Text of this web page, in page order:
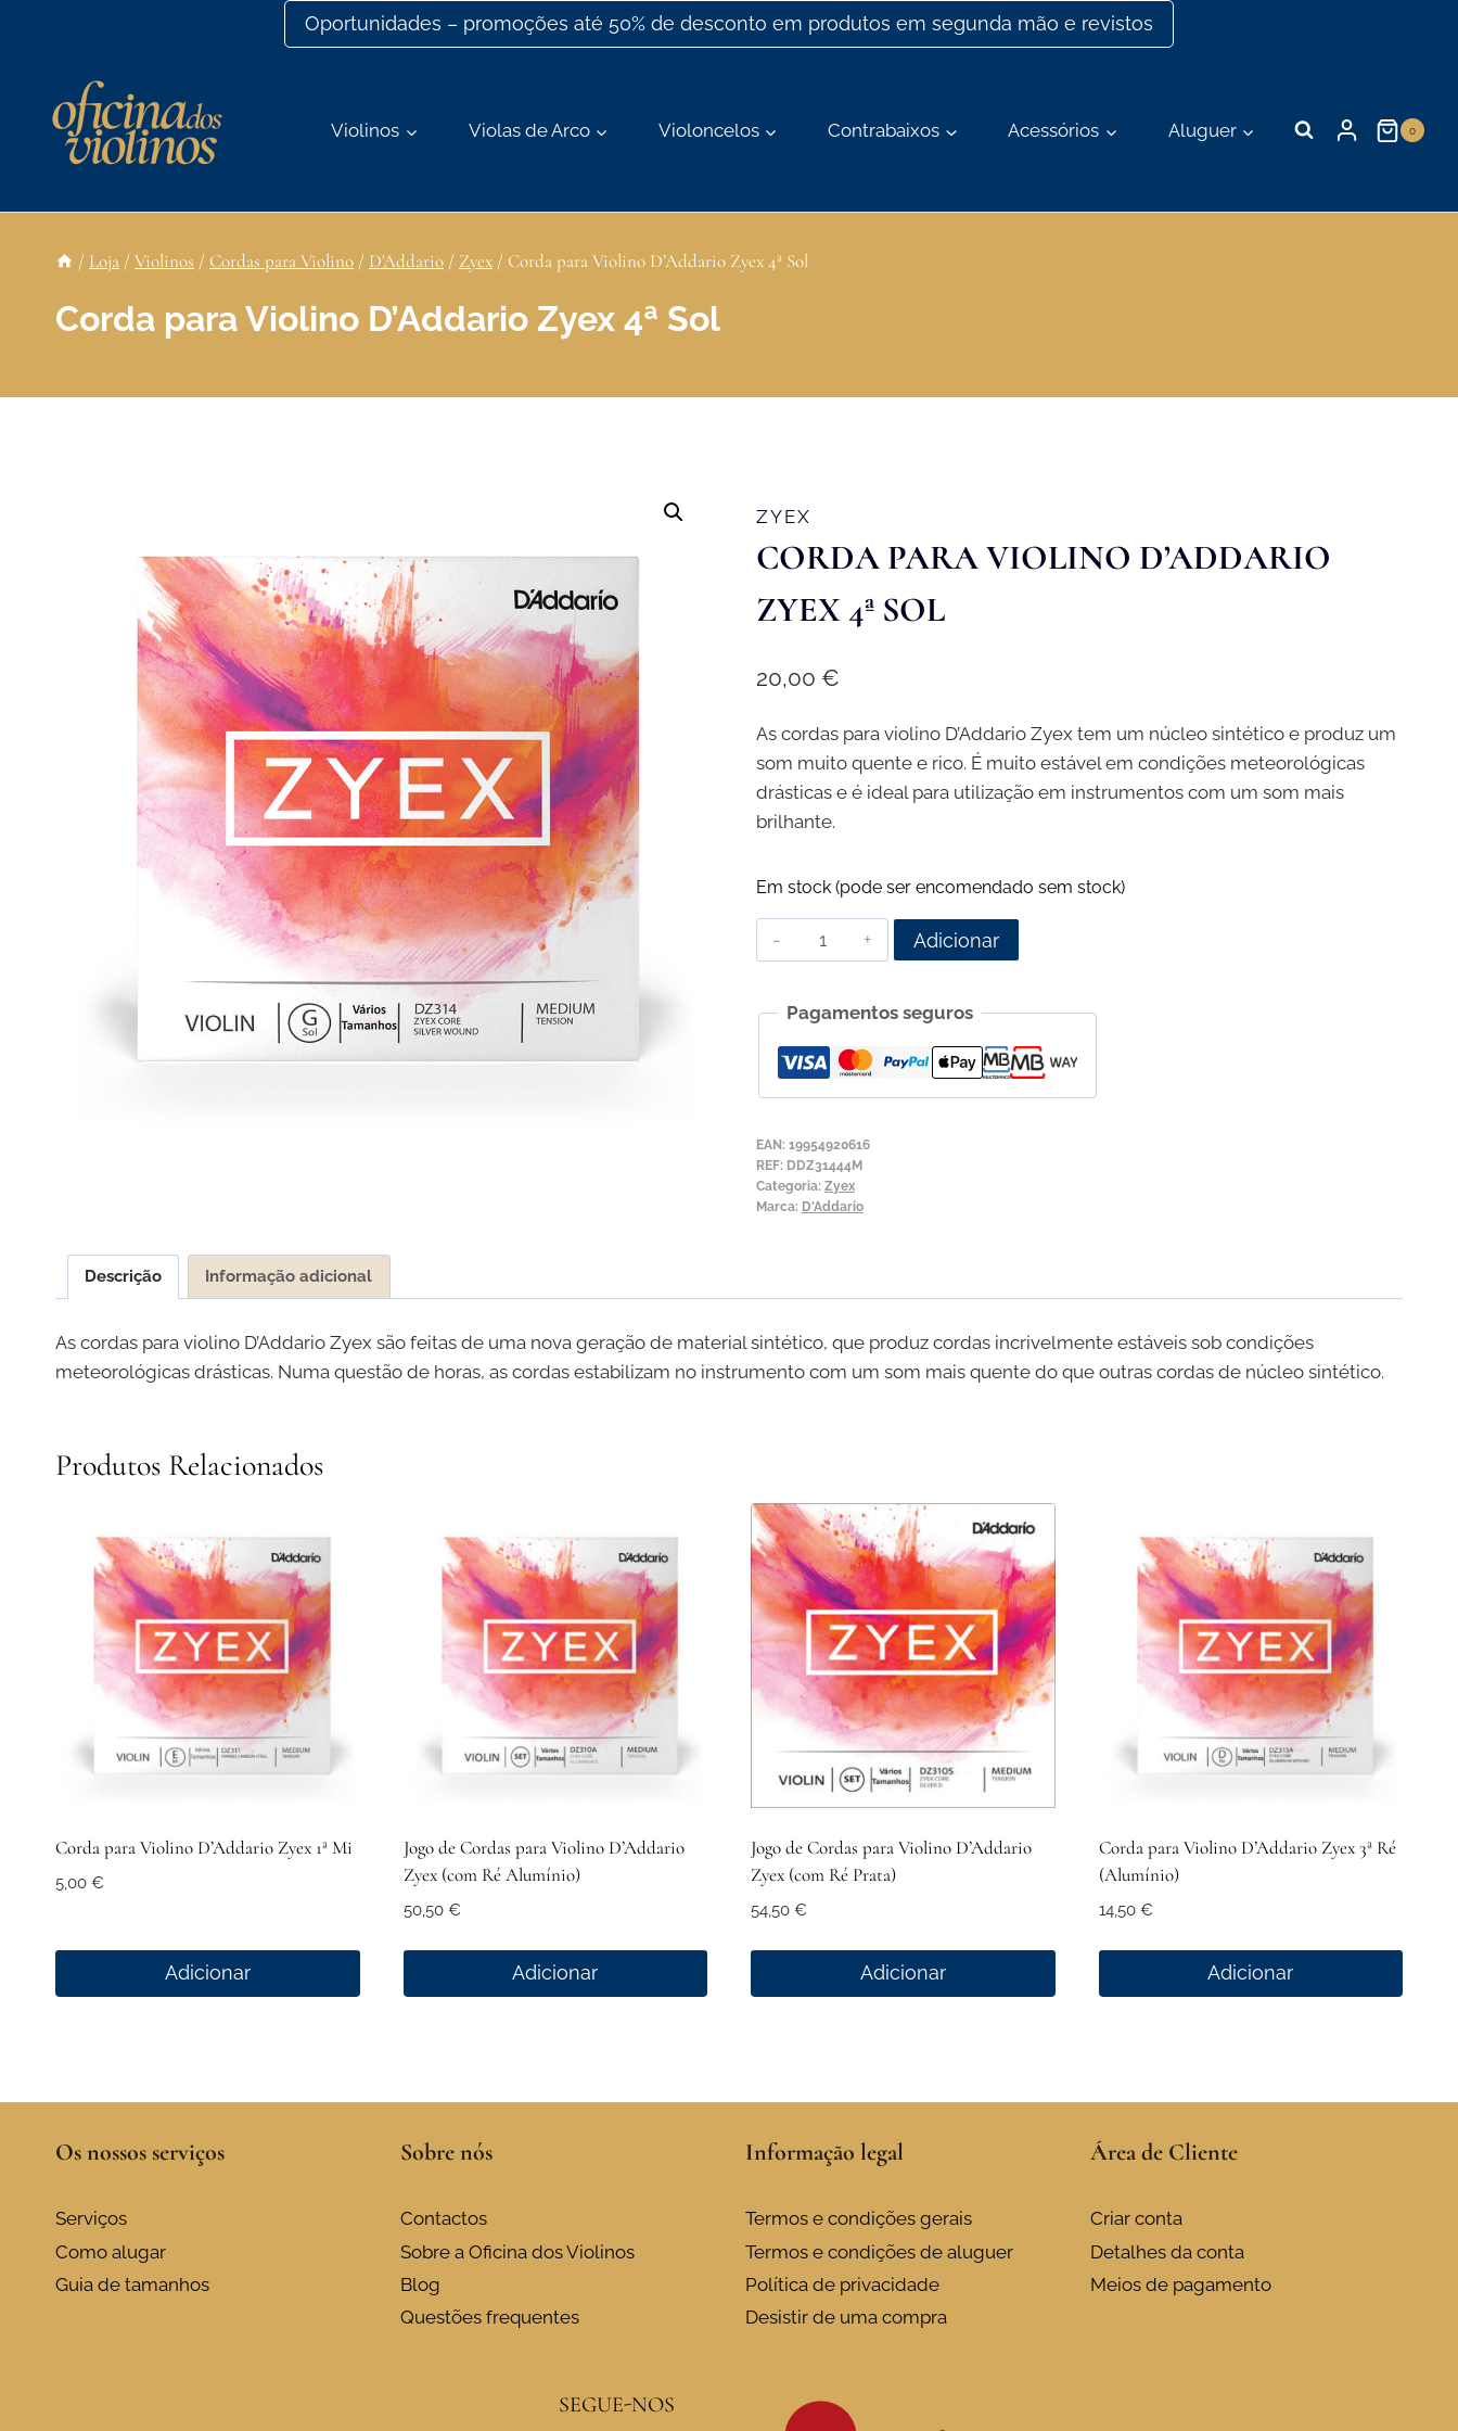
conteúdo
Oportunidades – promoções até 50% de desconto em produtos em segunda mão e revistos
Violinos Violas de Arco Violoncelos Contrabaixos Acessórios Aluguer 0
/ Loja /Violinos / Cordas para Violino / D'Addario / Zyex / Corda para Violino D’Addario Zyex 4ª Sol
Corda para Violino D’Addario Zyex 4ª Sol
ZYEX
CORDA PARA VIOLINO D’ADDARIO
ZYEX 4ª SOL
20,00 €
As cordas para violino D’Addario Zyex tem um núcleo sintético e produz um
som muito quente e rico. É muito estável em condições meteorológicas
drásticas e é ideal para utilização em instrumentos com um som mais
brilhante.
Em stock (pode ser encomendado sem stock)
Quantidade
de
para
Violino
D'Addario
4ª
Sol
Adicionar
Pagamentos seguros
EAN: 19954920616
REF: DDZ31444M
Categoria: Zyex
Marca: D'Addario
Descrição Informação adicional
As cordas para violino D’Addario Zyex são feitas de uma nova geração de material sintético, que produz cordas incrivelmente estáveis ​​sob condições
meteorológicas drásticas. Numa questão de horas, as cordas estabilizam no instrumento com um som mais quente do que outras cordas de núcleo sintético.
Produtos Relacionados
Corda para Violino D’Addario Zyex 1ª Mi
5,00 €
Adicionar
Jogo de Cordas para Violino D’Addario
Zyex (com Ré Alumínio)
50,50 €
Adicionar
Jogo de Cordas para Violino D’Addario
Zyex (com Ré Prata)
54,50 €
Adicionar
Corda para Violino D’Addario Zyex 3ª Ré
(Alumínio)
14,50 €
Adicionar
Os nossos serviços
Serviços
Como alugar
Guia de tamanhos
Sobre nós
Contactos
Sobre a Oficina dos Violinos
Blog
Questões frequentes
Informação legal
Termos e condições gerais
Termos e condições de aluguer
Política de privacidade
Desistir de uma compra
Área de Cliente
Criar conta
Detalhes da conta
Meios de pagamento
SEGUE-NOS